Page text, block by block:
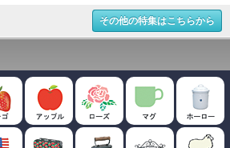
その他の特集はこちらから